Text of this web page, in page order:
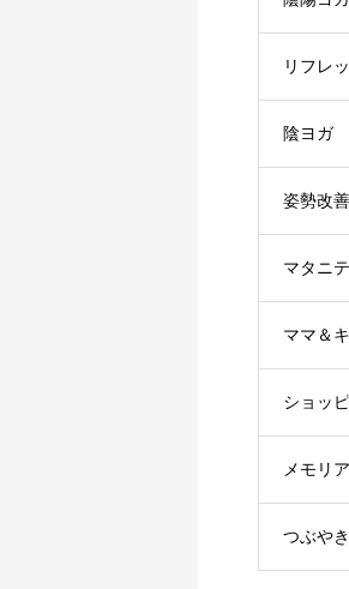
リフレ
陰ヨガ
姿勢改
マタニ
ママ＆
ショッ
メモリ
つぶやき